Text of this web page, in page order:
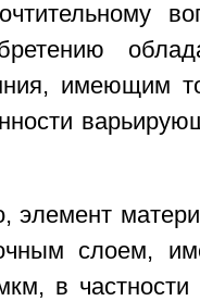
имеющим
элемент
слоем,
в